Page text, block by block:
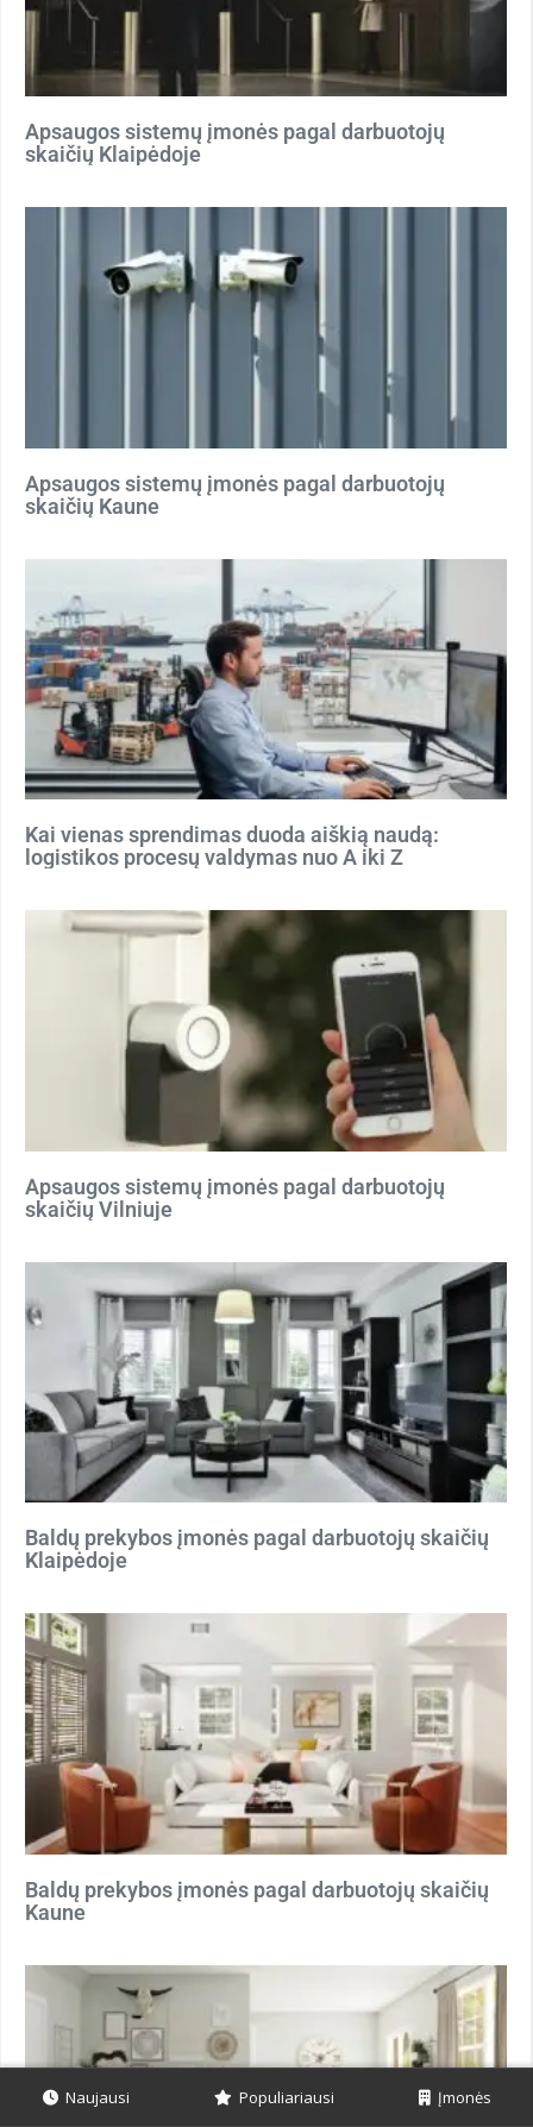
Apsaugos sistemų įmonės pagal darbuotojų
skaičių Klaipėdoje
Apsaugos sistemų įmonės pagal darbuotojų
skaičių Kaune
Kai vienas sprendimas duoda aiškią naudą:
logistikos procesų valdymas nuo A iki Z
Apsaugos sistemų įmonės pagal darbuotojų
skaičių Vilniuje
Baldų prekybos įmonės pagal darbuotojų skaičių
Klaipėdoje
Baldų prekybos įmonės pagal darbuotojų skaičių
Kaune
Naujausi Populiariausi Įmonės